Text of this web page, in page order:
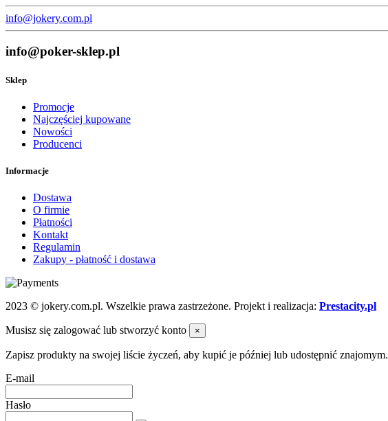
info@jokery.com.pl
info@poker-sklep.pl
Sklep
Promocje
Najczęściej kupowane
Nowości
Producenci
Informacje
Dostawa
O firmie
Płatności
Kontakt
Regulamin
Zakupy - płatność i dostawa
2023 © jokery.com.pl. Wszelkie prawa zastrzeżone. Projekt i realizacja: Prestacity.pl
Musisz się zalogować lub stworzyć konto ×
Zapisz produkty na swojej liście życzeń, aby kupić je później lub udostępnić znajomym.
E-mail
Hasło